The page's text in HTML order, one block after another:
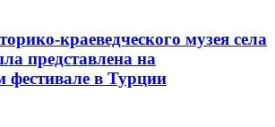
краеведческого музея села
представлена на
фестивале в Турции